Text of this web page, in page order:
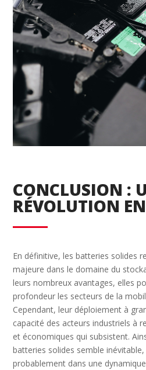
CONCLUSION :
RÉVOLUTION
En définitive, les batteries solides
majeure dans le domaine du
leurs nombreux avantages, elles
profondeur les secteurs de la
Cependant, leur déploiement à
capacité des acteurs industriels à
et économiques qui subsistent.
batteries solides semble inévitable,
probablement dans une